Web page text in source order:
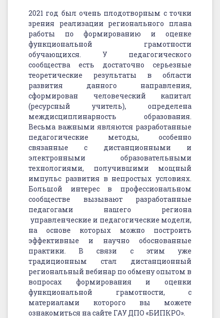
2021 год был очень плодотворным с точки
зрения реализации регионального плана
работы по формированию и оценке
функциональной грамотности
обучающихся. У педагогического
сообщества есть достаточно серьезные
теоретические результаты в области
развития данного направления,
сформирован человеческий капитал
(ресурсный учитель), определена
междисциплинарность образования.
Весьма важными являются разработанные
педагогические методы, особенно
связанные с дистанционными и
электронными образовательными
технологиями, получившими мощный
импульс развития в непростых условиях.
Большой интерес в профессиональном
сообществе вызывают разработанные
педагогами нашего региона
управленческие и педагогические модели,
на основе которых можно построить
эффективные и научно обоснованные
практики. В связи с этим уже
традиционным стал дистанционный
региональный вебинар по обмену опытом в
вопросах формирования и оценки
функциональной грамотности, с
материалами которого вы можете
ознакомиться на сайте ГАУ ДПО «БИПКРО».